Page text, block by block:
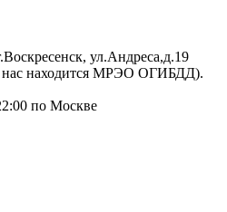
ул.Андреса,д.19
нас находится МРЭО ОГИБДД).
по Москве